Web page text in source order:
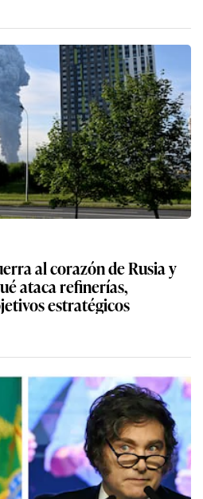
al corazón de Rusia y
ataca refinerías,
estratégicos